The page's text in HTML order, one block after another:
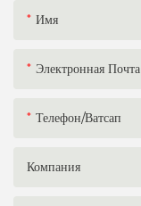
Имя
Электронная Почта
Телефон/ватсап
Компания